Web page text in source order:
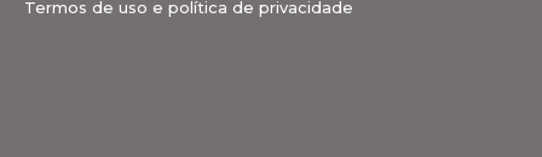
Termos de uso e política de privacidade